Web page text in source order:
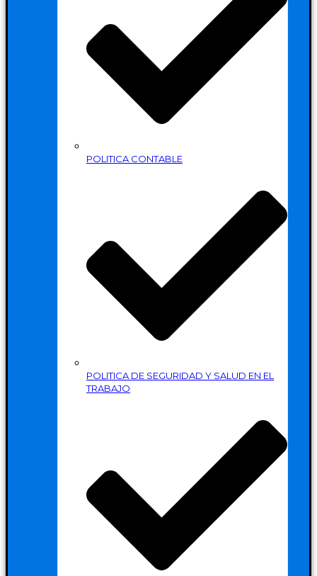
POLITICA CONTABLE
POLITICA DE SEGURIDAD Y SALUD EN EL
TRABAJO